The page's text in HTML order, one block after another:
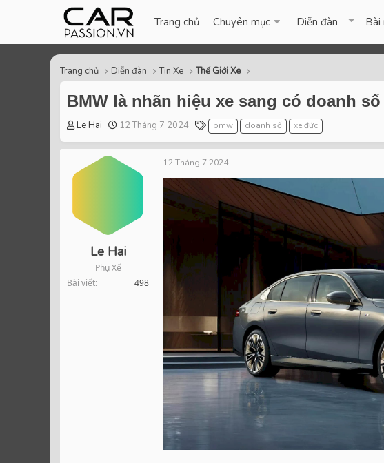
Trang chủ Chuyên mục Diễn đàn Bài
Trang chủ Diễn đàn Tin Xe Thế Giới Xe
BMW là nhãn hiệu xe sang có doanh
T
r
t
r
Le Hai
S
a
r
e
12 Tháng 7 2024
T
a
g
s
bmw doanh số xe đức
Le Hai
Phụ Xế
Bài viết
498
12 Tháng 7 2024